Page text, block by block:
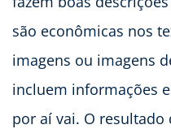
são econômicas nos
imagens ou imagens
incluem informações
por aí vai. O resultado